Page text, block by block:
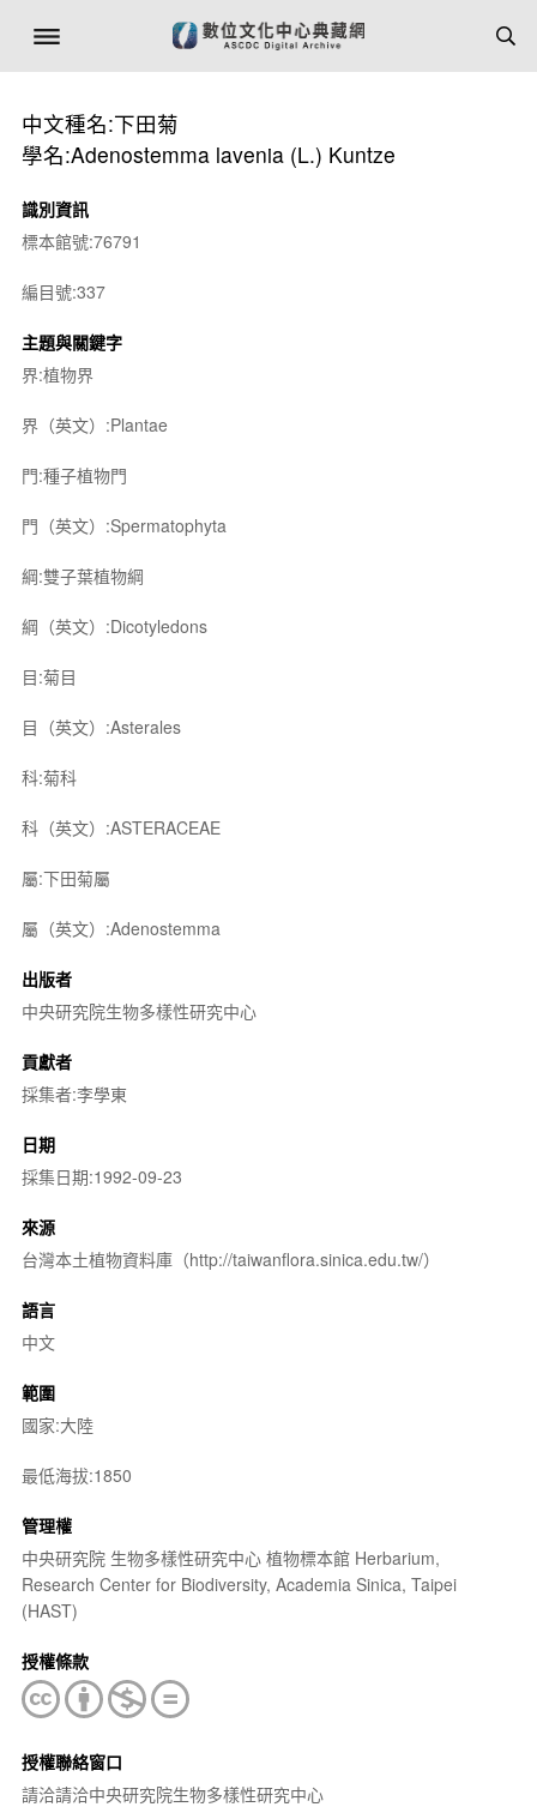
中文種名:下田菊
學名:Adenostemma lavenia (L.) Kuntze
識別資訊
標本館號:76791
編目號:337
主題與關鍵字
界:植物界
界（英文）:Plantae
門:種子植物門
門（英文）:Spermatophyta
綱:雙子葉植物綱
綱（英文）:Dicotyledons
目:菊目
目（英文）:Asterales
科:菊科
科（英文）:ASTERACEAE
屬:下田菊屬
屬（英文）:Adenostemma
出版者
中央研究院生物多樣性研究中心
貢獻者
採集者:李學東
日期
採集日期:1992-09-23
來源
台灣本土植物資料庫（http://taiwanflora.sinica.edu.tw/）
語言
中文
範圍
國家:大陸
最低海拔:1850
管理權
中央研究院 生物多樣性研究中心 植物標本館 Herbarium,
Research Center for Biodiversity, Academia Sinica, Taipei
(HAST)
授權條款
授權聯絡窗口
請洽請洽中央研究院生物多樣性研究中心